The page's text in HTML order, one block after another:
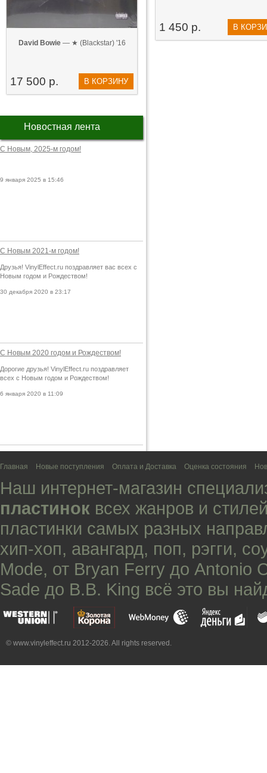
David Bowie— ★ (Blackstar) '16
17 500 р. В КОРЗИНУ
Новостная лента
С Новым, 2025-м годом!
9 января 2025 в 15:46
С Новым 2021-м годом!
Друзья! VinylEffect.ru поздравляет вас всех с
Новым годом и Рождеством!
30 декабря 2020 в 23:17
С Новым 2020 годом и Рождеством!
Дорогие друзья! VinylEffect.ru поздравляет
всех с Новым годом и Рождеством!
6 января 2020 в 11:09
1 450 р. В
Главная Новые поступления Оплата и Доставка Оценка состояния
Наш интернет-магазин
пластинок всех жанров и
пластинки самых разных
хип-хоп, авангард, поп, рэгги,
Mode, от Bryan Ferry до Antonio
Sade до B.B. King всё это вы
© www.vinyleffect.ru 2012-2026. All rights reserved.